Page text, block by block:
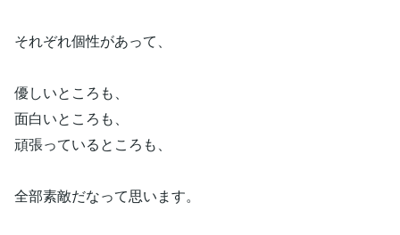
それぞれ個性があって、
優しいところも、
面白いところも、
頑張っているところも、
全部素敵だなって思います。